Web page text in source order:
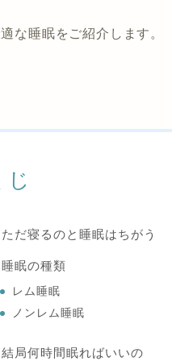
な睡眠をご紹介します。
じ
ただ寝るのと睡眠はちがう
睡眠の種類
レム睡眠
ノンレム睡眠
結局何時間眠ればいいの